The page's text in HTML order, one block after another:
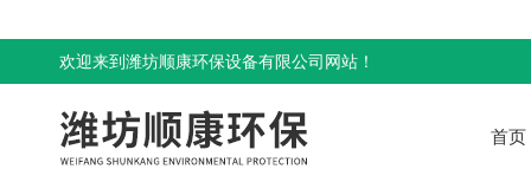
欢迎来到潍坊顺康环保设备有限公司网站！
首页